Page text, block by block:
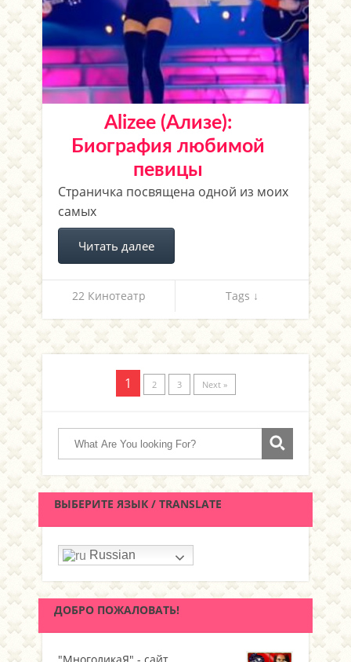
Alizee (Ализе):
Биография любимой
певицы
Страничка посвящена одной из моих
самых
Читать далее
22 Кинотеатр Tags ↓
1 2 3 Next »
ВЫБЕРИТЕ ЯЗЫК / TRANSLATE
Russian
ДОБРО ПОЖАЛОВАТЬ!